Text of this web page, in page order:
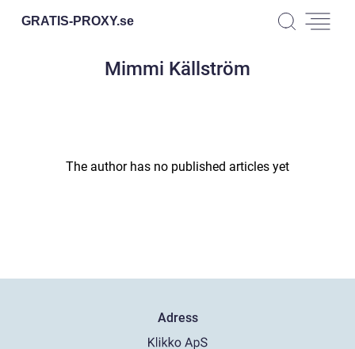
GRATIS-PROXY.se
Mimmi Källström
The author has no published articles yet
Adress